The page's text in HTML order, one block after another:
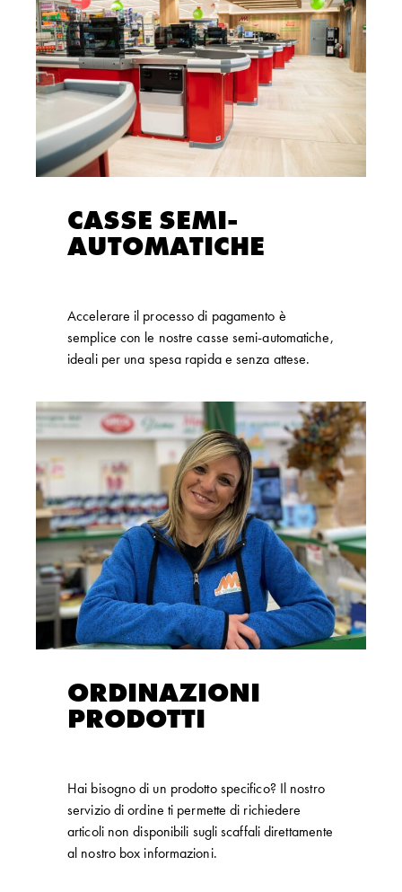
CASSE SEMI-
AUTOMATICHE
Accelerare il processo di pagamento è
semplice con le nostre casse semi-automatiche,
ideali per una spesa rapida e senza attese.
ORDINAZIONI
PRODOTTI
Hai bisogno di un prodotto specifico? Il nostro
servizio di ordine ti permette di richiedere
articoli non disponibili sugli scaffali direttamente
al nostro box informazioni.